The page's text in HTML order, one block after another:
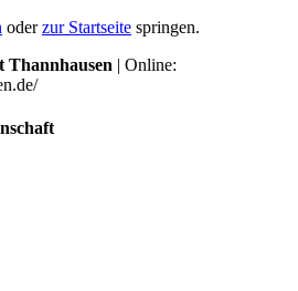
oderzur Startseite springen.
Thannhausen | Online: